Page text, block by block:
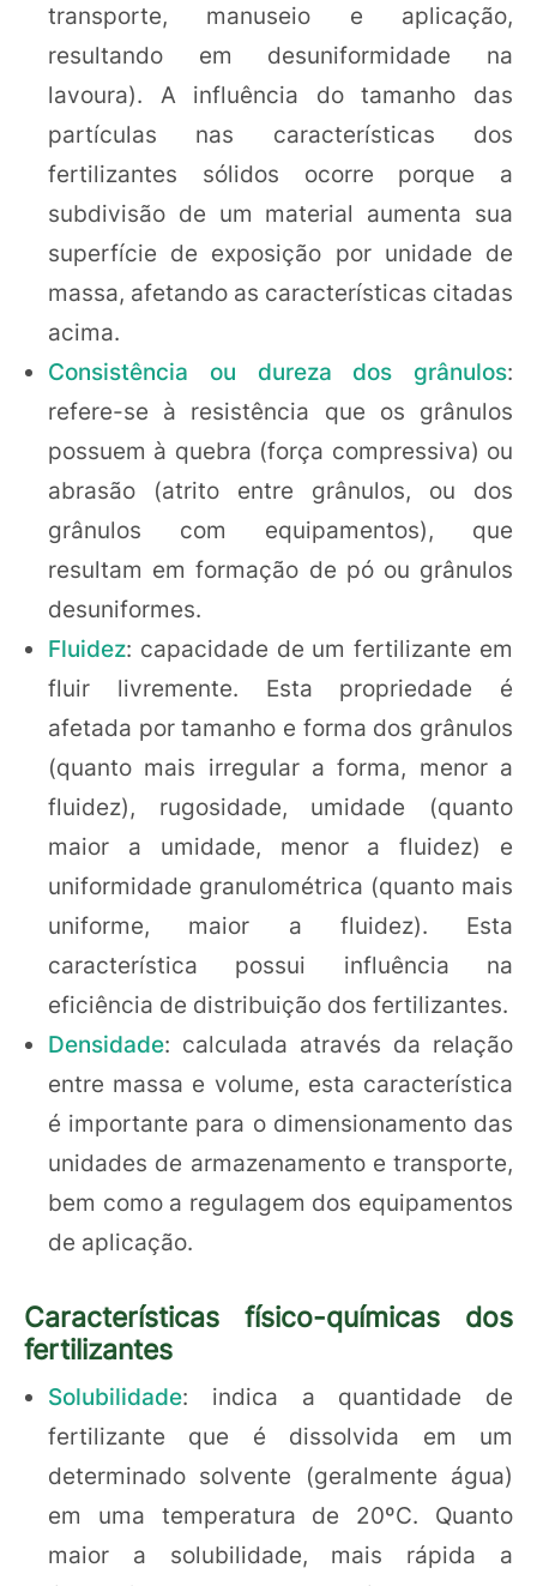
transporte, manuseio e aplicação,
resultando em desuniformidade na
lavoura). A influência do tamanho das
partículas nas características dos
fertilizantes sólidos ocorre porque a
subdivisão de um material aumenta sua
superfície de exposição por unidade de
massa, afetando as características citadas
acima.
Consistência ou dureza dos grânulos:
refere-se à resistência que os grânulos
possuem à quebra (força compressiva) ou
abrasão (atrito entre grânulos, ou dos
grânulos com equipamentos), que
resultam em formação de pó ou grânulos
desuniformes.
Fluidez: capacidade de um fertilizante em
fluir livremente. Esta propriedade é
afetada por tamanho e forma dos grânulos
(quanto mais irregular a forma, menor a
fluidez), rugosidade, umidade (quanto
maior a umidade, menor a fluidez) e
uniformidade granulométrica (quanto mais
uniforme, maior a fluidez). Esta
característica possui influência na
eficiência de distribuição dos fertilizantes.
Densidade: calculada através da relação
entre massa e volume, esta característica
é importante para o dimensionamento das
unidades de armazenamento e transporte,
bem como a regulagem dos equipamentos
de aplicação.
Características físico-químicas dos
fertilizantes
Solubilidade: indica a quantidade de
fertilizante que é dissolvida em um
determinado solvente (geralmente água)
em uma temperatura de 20ºC. Quanto
maior a solubilidade, mais rápida a